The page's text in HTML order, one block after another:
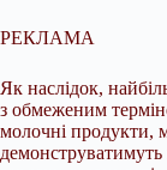
РЕКЛАМА
Як наслідок,
з обмеженим
молочні продукти,
демонструватимуть